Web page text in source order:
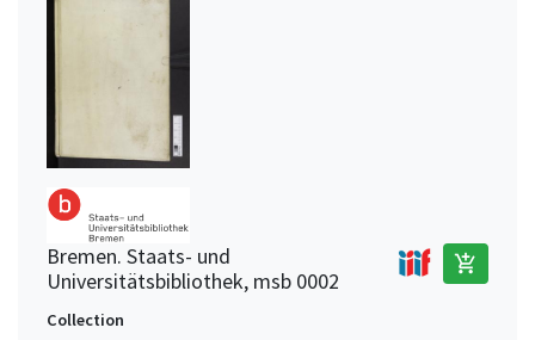
Bremen. Staats- und
Universitätsbibliothek, msb 0002
add_shopping_cart
Collection